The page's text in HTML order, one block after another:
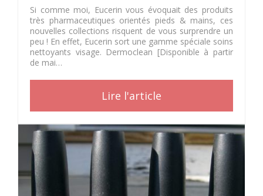
Si comme moi, Eucerin vous évoquait des produits
très pharmaceutiques orientés pieds & mains, ces
nouvelles collections risquent de vous surprendre un
peu ! En effet, Eucerin sort une gamme spéciale soins
nettoyants visage. Dermoclean [Disponible à partir
de mai…
Lire l'article